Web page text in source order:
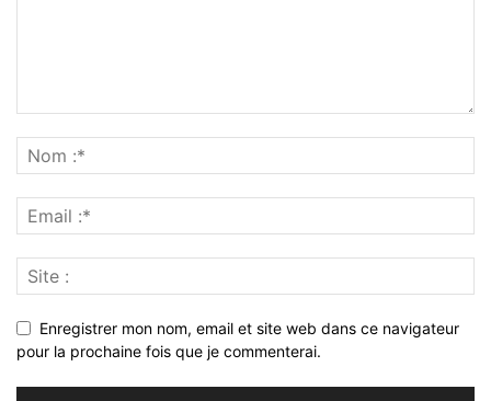
Enregistrer mon nom, email et site web dans ce navigateur
pour la prochaine fois que je commenterai.